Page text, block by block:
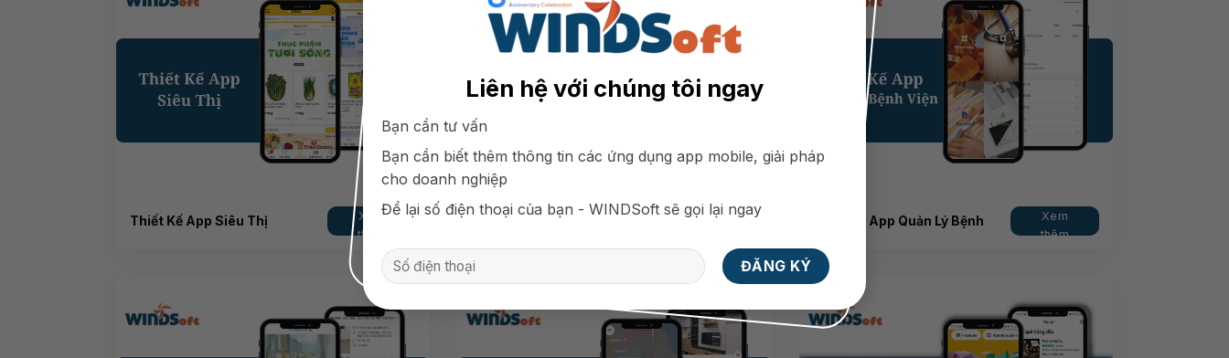
Liên hệ với chúng tôi ngay
Bạn cần tư vấn
Bạn cần biết thêm thông tin các ứng dụng app mobile, giải pháp
cho doanh nghiệp
Để lại số điện thoại của bạn - WINDSoft sẽ gọi lại ngay
Thiết Kế App Siêu Thị
Xem
thêm
Thiết Kế App Review
Xem
Thiết Kế App Quản Lý Bệnh
Viện
Xem
thêm